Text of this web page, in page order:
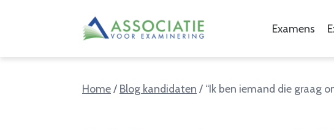
Examens
Home/ Blog kandidaten / “Ik ben iemand die graag